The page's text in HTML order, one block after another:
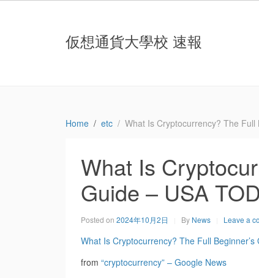
仮想通貨大學校 速報
Home etc What Is Cryptocurrency? The Full
What Is
Guide – USA
Posted on 2024年10月2日 By News Leave a
What Is Cryptocurrency? The Full Beginner’s
from “cryptocurrency” – Google News